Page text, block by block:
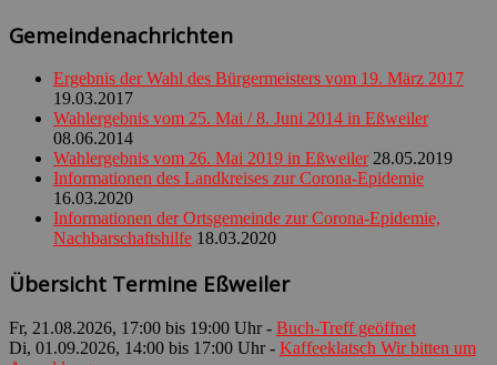
Gemeindenachrichten
Ergebnis der Wahl des Bürgermeisters vom 19. März 2017
19.03.2017
Wahlergebnis vom 25. Mai / 8. Juni 2014 in Eßweiler
08.06.2014
Wahlergebnis vom 26. Mai 2019 in Eßweiler 28.05.2019
Informationen des Landkreises zur Corona-Epidemie
16.03.2020
Informationen der Ortsgemeinde zur Corona-Epidemie,
Nachbarschaftshilfe 18.03.2020
Übersicht Termine Eßweiler
Fr, 21.08.2026, 17:00 bis 19:00 Uhr - Buch-Treff geöffnet
Di, 01.09.2026, 14:00 bis 17:00 Uhr - Kaffeeklatsch Wir bitten um